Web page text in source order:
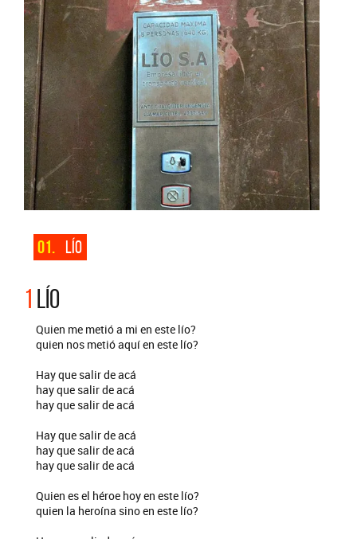
01. LÍO
1 LÍO
Quien me metió a mi en este lío?
quien nos metió aquí en este lío?
Hay que salir de acá
hay que salir de acá
hay que salir de acá
Hay que salir de acá
hay que salir de acá
hay que salir de acá
Quien es el héroe hoy en este lío?
quien la heroína sino en este lío?